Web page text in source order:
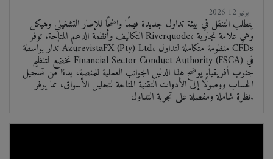
2026 يونيو 12
يتطلب التنقل في بيئة تداول جديدة فهمًا واضحًا للإطار التشغيلي وهيكل
التكاليف وأنظمة الدعم المتاحة. توفر Riverquode، وهي علامة تجارية
تُدار بواسطة AzurevistaFX (Pty) Ltd، منظومة متكاملة لتداول CFDs
تخضع لتنظيم Financial Sector Conduct Authority (FSCA) في
جنوب أفريقيا. يوضح هذا الدليل الجوانب العملية للمنصة، بدءًا من تسجيل
الحساب ووصولًا إلى الأدوات التقنية المتاحة لتحليل الأسواق، مما يوفر
نظرة شاملة ومفصلة على تجربة التداول.